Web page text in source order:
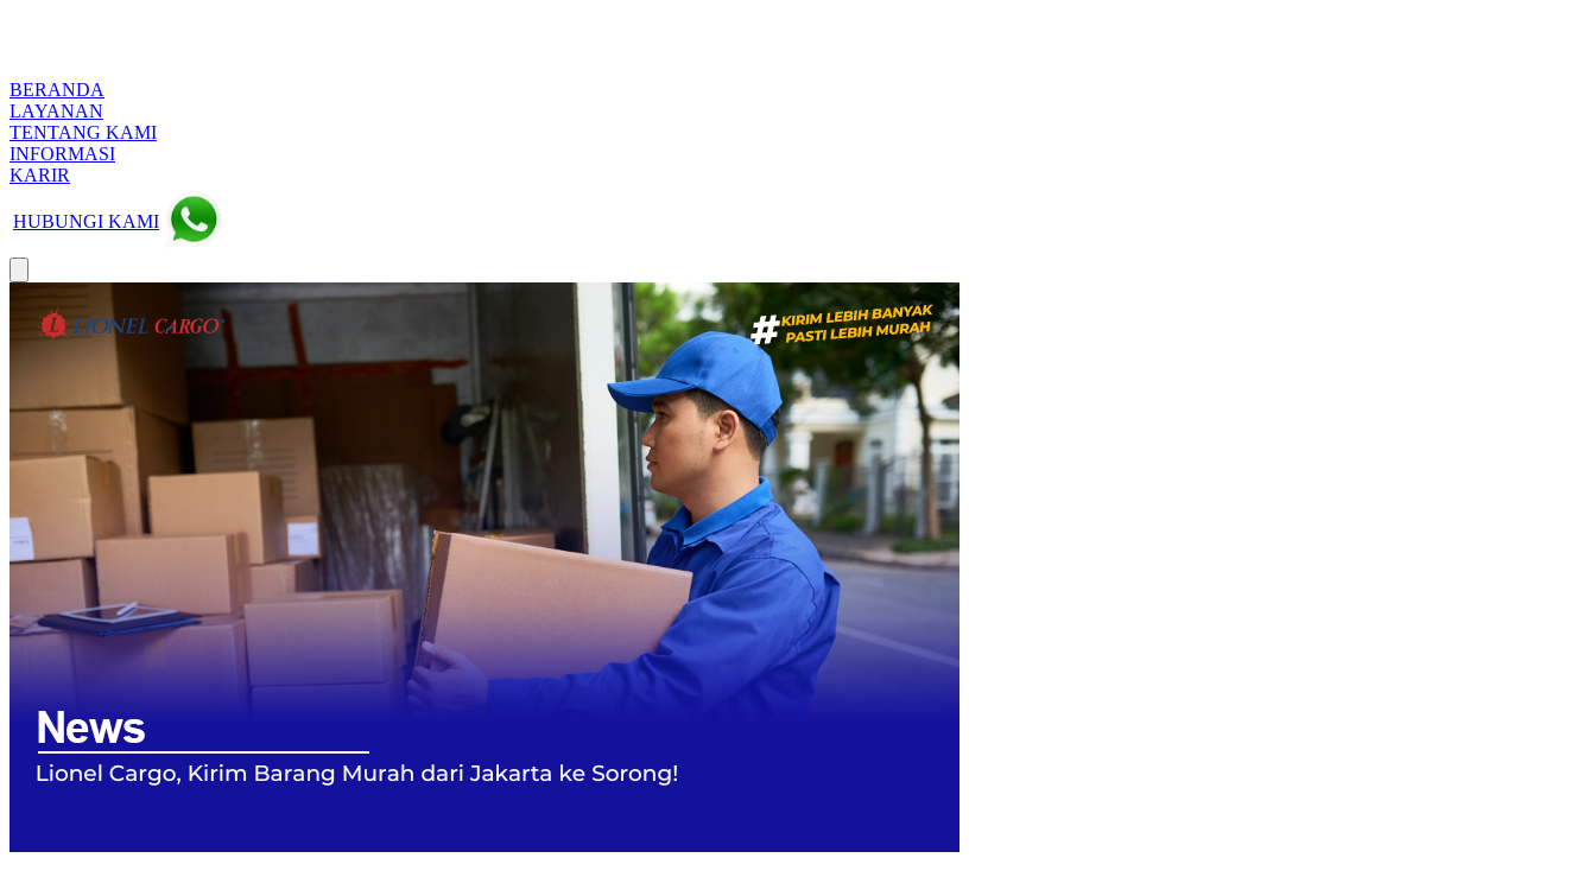
BERANDA
LAYANAN
TENTANG KAMI
INFORMASI
KARIR
HUBUNGI KAMI